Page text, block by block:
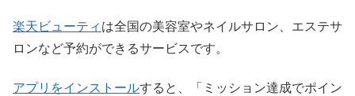
楽天ビューティ は全国の美容室やネイルサロン、エステサ
ロンなど予約ができるサービスです。
アプリをインストールすると、「ミッション達成でポイン